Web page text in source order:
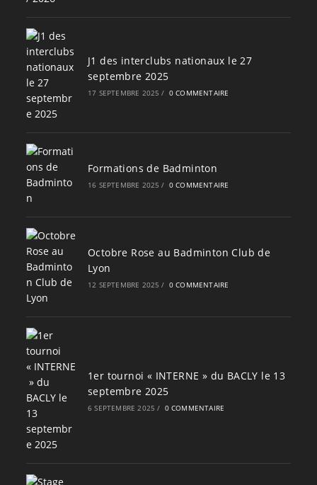
J1 des interclubs nationaux le 27
septembre 2025
17 SEPTEMBRE 2025 / 0 COMMENTAIRE
Formations de Badminton
16 SEPTEMBRE 2025 / 0 COMMENTAIRE
Octobre Rose au Badminton Club de
Lyon
12 SEPTEMBRE 2025 / 0 COMMENTAIRE
1er tournoi « INTERNE » du BACLY le 13
septembre 2025
6 SEPTEMBRE 2025 / 0 COMMENTAIRE